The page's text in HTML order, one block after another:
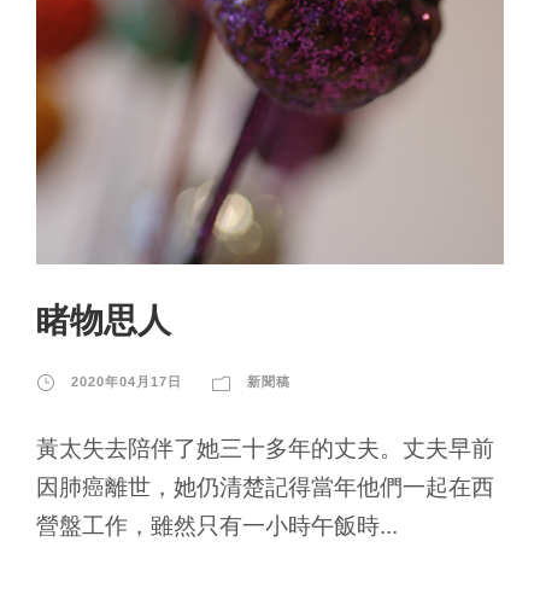
睹物思人
2020年04月17日 新聞稿
黃太失去陪伴了她三十多年的丈夫。丈夫早前
因肺癌離世，她仍清楚記得當年他們一起在西
營盤工作，雖然只有一小時午飯時...